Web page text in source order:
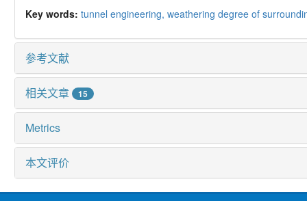
Key words: tunnel engineering, weathering degree of
参考文献
相关文章 15
Metrics
本文评价